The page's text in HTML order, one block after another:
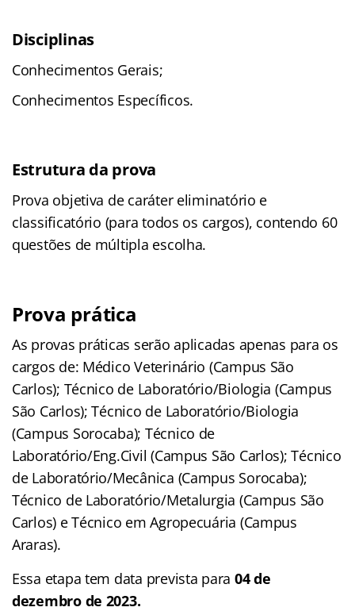
Disciplinas
Conhecimentos Gerais;
Conhecimentos Específicos.
Estrutura da prova
Prova objetiva de caráter eliminatório e
classificatório (para todos os cargos), contendo 60
questões de múltipla escolha.
Prova prática
As provas práticas serão aplicadas apenas para os
cargos de: Médico Veterinário (Campus São
Carlos); Técnico de Laboratório/Biologia (Campus
São Carlos); Técnico de Laboratório/Biologia
(Campus Sorocaba); Técnico de
Laboratório/Eng.Civil (Campus São Carlos); Técnico
de Laboratório/Mecânica (Campus Sorocaba);
Técnico de Laboratório/Metalurgia (Campus São
Carlos) e Técnico em Agropecuária (Campus
Araras).
Essa etapa tem data prevista para 04 de
dezembro de 2023.